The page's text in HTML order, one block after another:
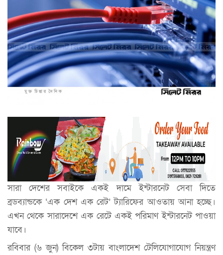
সারা দেশের সবাইকে একই দামে ইন্টারনেট সেবা দিতে
ব্রডব্যান্ডকে ‘এক দেশ এক রেট’ ট্যারিফের আওতায় আনা হচ্ছে।
এখন থেকে সারাদেশে এক রেটে একই পরিমাণ ইন্টারনেট পাওয়া
যাবে।
রবিবার (৬ জুন) বিকেল ৩টায় বাংলাদেশ টেলিযোগাযোগ নিয়ন্ত্রণ